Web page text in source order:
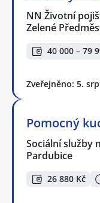
NN Životní
Zelené
40 000 – 79
Zveřejněno: 5.
Pomocný
Sociální služby
Pardubice
26 880 Kč